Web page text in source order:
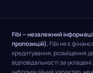
Fibi — незалежний
пропозицій).Fibi не є
кредитування, розміщення
відповідальності за